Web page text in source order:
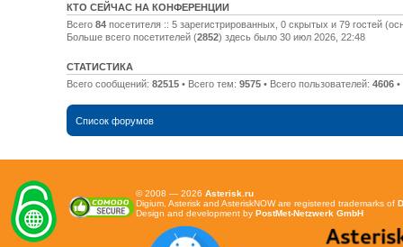
КТО СЕЙЧАС НА КОНФЕРЕНЦИИ
Всего 84посетителя :: 5 зарегистрированных, 0 скрытых и 79 гостей
Больше всего посетителей (2852) здесь было 30 июл 2026, 22:48
СТАТИСТИКА
Всего сообщений: 82515• Всего тем: 9575• Всего пользователей: 4606•
Список форумов
© 2008 — 2026 Asterisk.ru
Digium, Asterisk and AsteriskNOW are registered trademarks of
Design and development by PostMet-Netzwerk GmbH